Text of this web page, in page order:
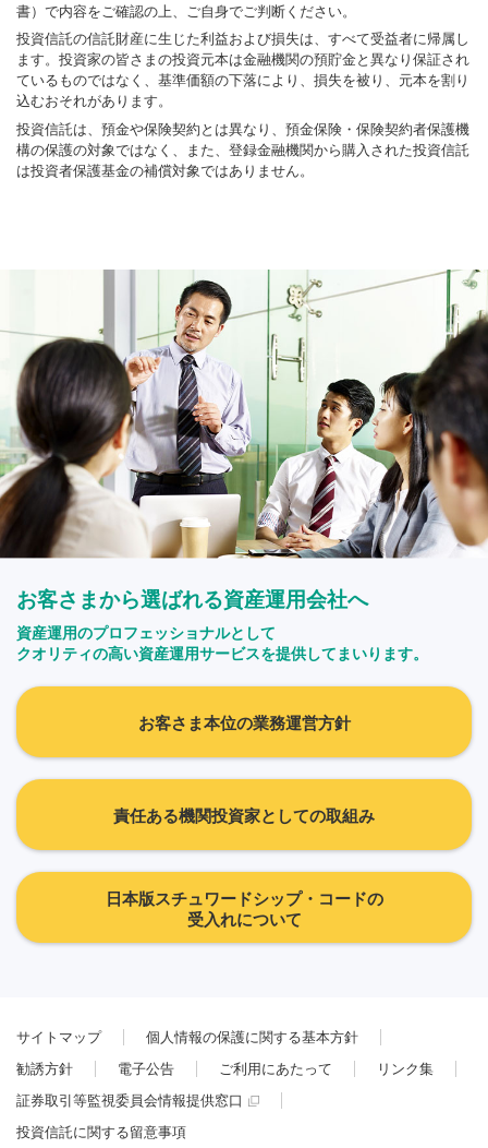
書）で内容をご確認の上、ご自身でご判断ください。
投資信託の信託財産に生じた利益および損失は、すべて受益者に帰属し
ます。投資家の皆さまの投資元本は金融機関の預貯金と異なり保証され
ているものではなく、基準価額の下落により、損失を被り、元本を割り
込むおそれがあります。
投資信託は、預金や保険契約とは異なり、預金保険・保険契約者保護機
構の保護の対象ではなく、また、登録金融機関から購入された投資信託
は投資者保護基金の補償対象ではありません。
お客さまから選ばれる資産運用会社へ
資産運用のプロフェッショナルとして
クオリティの高い資産運用サービスを提供してまいります。
お客さま本位の業務運営方針
責任ある機関投資家としての取組み
日本版スチュワードシップ・コードの
受入れについて
サイトマップ
個人情報の保護に関する基本方針
勧誘方針
電子公告 ご利用にあたって
リンク集
証券取引等監視委員会情報提供窓口
投資信託に関する留意事項